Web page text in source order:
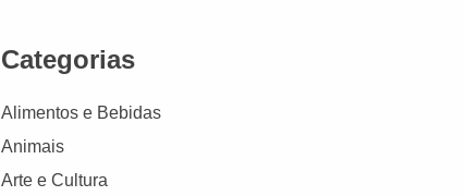
Categorias
Alimentos e Bebidas
Animais
Arte e Cultura